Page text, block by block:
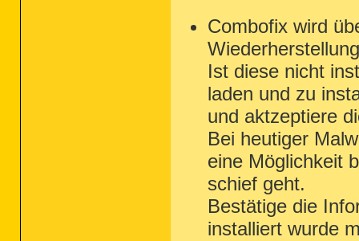
Combofix wird
Ist diese nicht
laden und zu
und aktzeptiere
Bei heutiger
eine Möglichkeit
schief geht.
Bestätige die
installiert wurde